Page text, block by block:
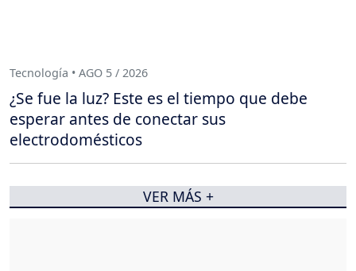
Tecnología • AGO 5 / 2026
¿Se fue la luz? Este es el tiempo que debe
esperar antes de conectar sus
electrodomésticos
VER MÁS +